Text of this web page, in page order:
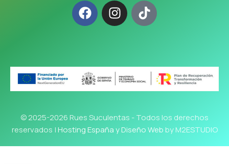
© 2025-2026 Rues Suculentas - Todos los derechos
reservados |Hosting España y Diseño Webby M2ESTUDIO